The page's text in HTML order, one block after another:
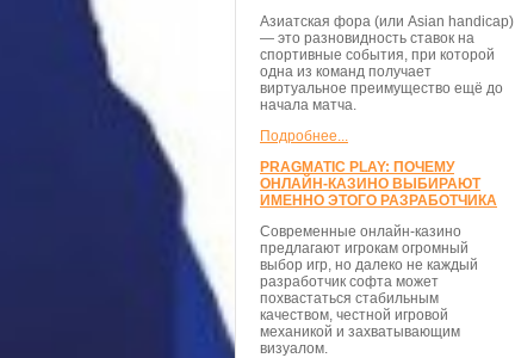
Азиатская фора (или Asian handicap)
— это разновидность ставок на
спортивные события, при которой
одна из команд получает
виртуальное преимущество ещё до
начала матча.
Подробнее...
PRAGMATIC PLAY: ПОЧЕМУ
ОНЛАЙН-КАЗИНО ВЫБИРАЮТ
ИМЕННО ЭТОГО РАЗРАБОТЧИКА
Современные онлайн-казино
предлагают игрокам огромный
выбор игр, но далеко не каждый
разработчик софта может
похвастаться стабильным
качеством, честной игровой
механикой и захватывающим
визуалом.